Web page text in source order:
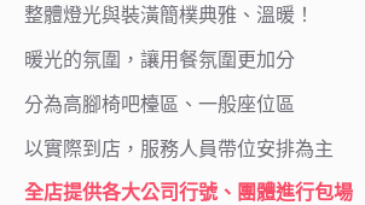
整體燈光與裝潢簡樸典雅、溫暖！
暖光的氛圍，讓用餐氛圍更加分
分為高腳椅吧檯區、一般座位區
以實際到店，服務人員帶位安排為主
全店提供各大公司行號、團體進行包場